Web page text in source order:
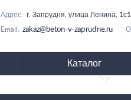
Адрес: г. Запрудня, улица Ленина,
Email: zakaz@beton-v-zaprudne.ru
Каталог